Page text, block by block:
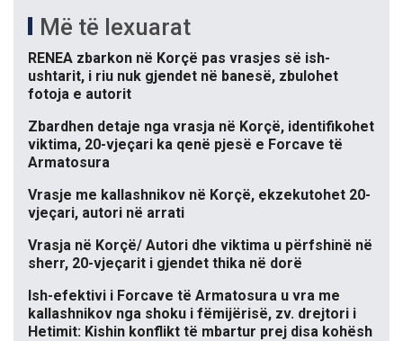
Më të lexuarat
RENEA zbarkon në Korçë pas vrasjes së ish-
ushtarit, i riu nuk gjendet në banesë, zbulohet
fotoja e autorit
Zbardhen detaje nga vrasja në Korçë, identifikohet
viktima, 20-vjeçari ka qenë pjesë e Forcave të
Armatosura
Vrasje me kallashnikov në Korçë, ekzekutohet 20-
vjeçari, autori në arrati
Vrasja në Korçë/ Autori dhe viktima u përfshinë në
sherr, 20-vjeçarit i gjendet thika në dorë
Ish-efektivi i Forcave të Armatosura u vra me
kallashnikov nga shoku i fëmijërisë, zv. drejtori i
Hetimit: Kishin konflikt të mbartur prej disa kohësh